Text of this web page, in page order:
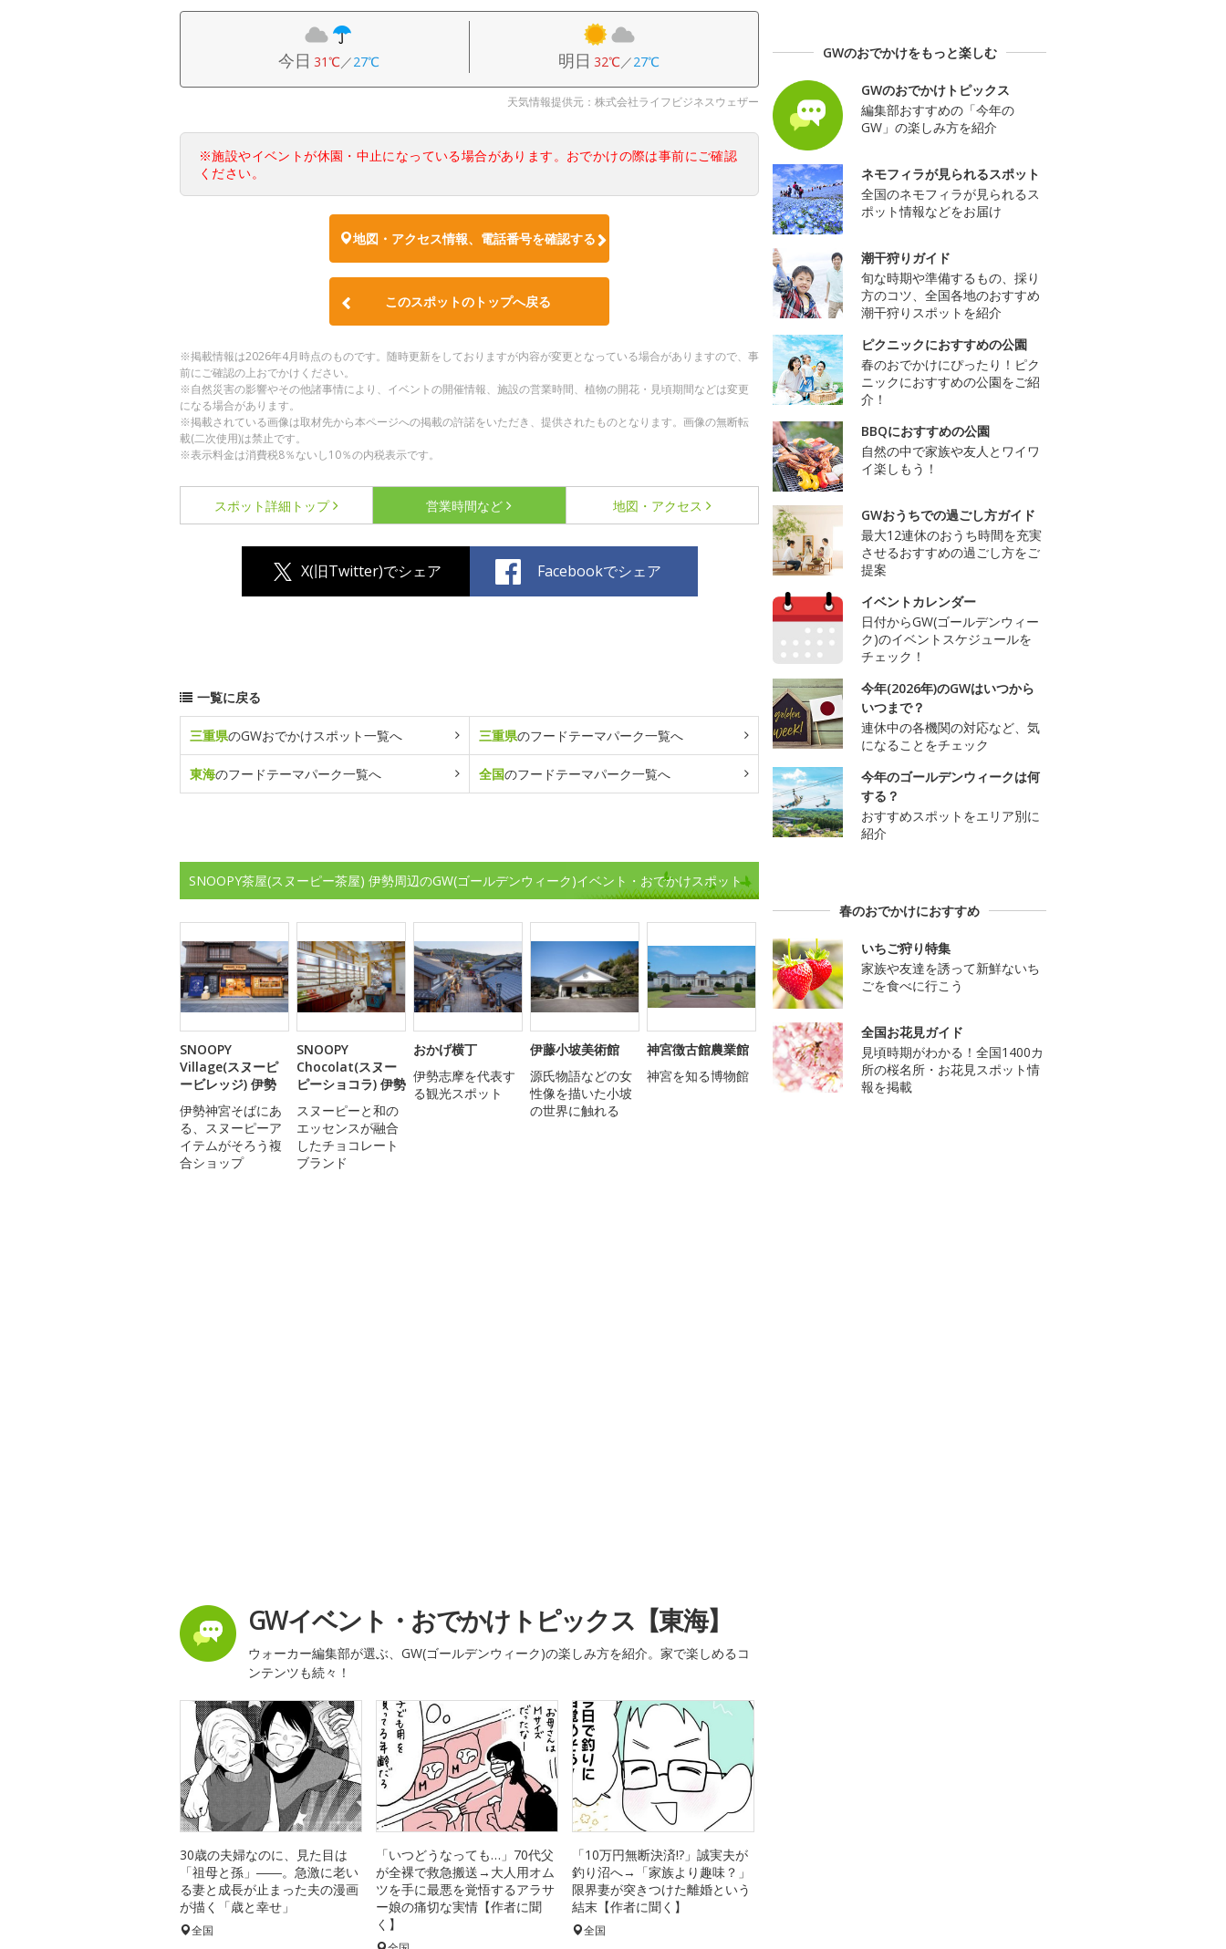
今日 31℃／27℃ 明日 32℃／27℃
天気情報提供元：株式会社ライフビジネスウェザー
※施設やイベントが休園・中止になっている場合があります。おでかけの際は事前にご確認
ください。
地図・アクセス情報、電話番号を確認する
このスポットのトップへ戻る
※掲載情報は2026年4月時点のものです。随時更新をしておりますが内容が変更となっている場合がありますので、事
前にご確認の上おでかけください。
※自然災害の影響やその他諸事情により、イベントの開催情報、施設の営業時間、植物の開花・見頃期間などは変更
になる場合があります。
※掲載されている画像は取材先から本ページへの掲載の許諾をいただき、提供されたものとなります。画像の無断転
載(二次使用)は禁止です。
※表示料金は消費税8％ないし10％の内税表示です。
スポット詳細 トップ 営業時間など 地図・アクセス
X(旧Twitter)でシェア Facebookでシェア
一覧に戻る
三重県のGWおでかけスポット一覧へ 三重県のフードテーマパーク一覧へ
東海のフードテーマパーク一覧へ 全国のフードテーマパーク一覧へ
SNOOPY茶屋(スヌーピー茶屋) 伊勢周辺のGW(ゴールデンウィーク)イベント・おでかけスポット
SNOOPY
Village(スヌーピ
ービレッジ) 伊勢
伊勢神宮そばにあ
る、スヌーピーア
イテムがそろう複
合ショップ
SNOOPY
Chocolat(スヌー
ピーショコラ) 伊勢
スヌーピーと和の
エッセンスが融合
したチョコレート
ブランド
おかげ横丁
伊勢志摩を代表す
る観光スポット
伊藤小坡美術館
源氏物語などの女
性像を描いた小坡
の世界に触れる
神宮徴古館農業館
神宮を知る博物館
GWイベント・おでかけトピックス【東海】
ウォーカー編集部が選ぶ、GW(ゴールデンウィーク)の楽しみ方を紹介。家で楽しめるコ
ンテンツも続々！
30歳の夫婦なのに、見た目は
「祖母と孫」――。急激に老い
る妻と成長が止まった夫の漫画
が描く「歳と幸せ」
全国
「いつどうなっても…」70代父
が全裸で救急搬送→大人用オム
ツを手に最悪を覚悟するアラサ
ー娘の痛切な実情【作者に聞
く】
「10万円無断決済!?」誠実夫が
釣り沼へ→「家族より趣味？」
限界妻が突きつけた離婚という
結末【作者に聞く】
全国
GWのおでかけをもっと楽しむ
GWのおでかけトピックス
編集部おすすめの「今年の
GW」の楽しみ方を紹介
ネモフィラが見られるスポット
全国のネモフィラが見られるス
ポット情報などをお届け
潮干狩りガイド
旬な時期や準備するもの、採り
方のコツ、全国各地のおすすめ
潮干狩りスポットを紹介
ピクニックにおすすめの公園
春のおでかけにぴったり！ピク
ニックにおすすめの公園をご紹
介！
BBQにおすすめの公園
自然の中で家族や友人とワイワ
イ楽しもう！
GWおうちでの過ごし方ガイド
最大12連休のおうち時間を充実
させるおすすめの過ごし方をご
提案
イベントカレンダー
日付からGW(ゴールデンウィー
ク)のイベントスケジュールを
チェック！
今年(2026年)のGWはいつから
いつまで？
連休中の各機関の対応など、気
になることをチェック
今年のゴールデンウィークは何
する？
おすすめスポットをエリア別に
紹介
春のおでかけにおすすめ
いちご狩り特集
家族や友達を誘って新鮮ないち
ごを食べに行こう
全国お花見ガイド
見頃時期がわかる！全国1400カ
所の桜名所・お花見スポット情
報を掲載